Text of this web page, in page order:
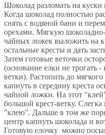
Шоколад разломать на
Когда шоколад полностью
снять с водяной бани и
орехами. Мягкую
чайных ложек выложить на
остальные кресты и дать
Затем готовые веточки
(основание елки не трогать -
ветки). Растопить до
капнуть в середину креста
чайной ложки. На этот
большой крест-ветку.
"клею". Дальше в том же
центр капнуть шоколада и
Готовую елочку можно